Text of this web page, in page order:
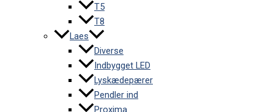
T5
T8
Laes
Diverse
Indbygget LED
Lyskædepærer
Pendler ind
Proxima